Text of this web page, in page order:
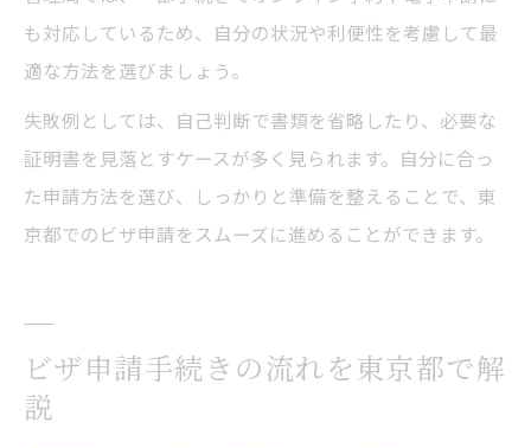
も対応しているため、自分の状況や利便性を考慮して最
適な方法を選びましょう。
失敗例としては、自己判断で書類を省略したり、必要な
証明書を見落とすケースが多く見られます。自分に合っ
た申請方法を選び、しっかりと準備を整えることで、東
京都でのビザ申請をスムーズに進めることができます。
ビザ申請手続きの流れを東京都で解
説